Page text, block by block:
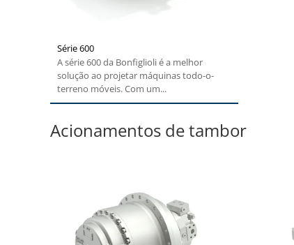
Série 600
A série 600 da Bonfiglioli é a melhor
solução ao projetar máquinas todo-o-
terreno móveis. Com um...
Acionamentos de tambor